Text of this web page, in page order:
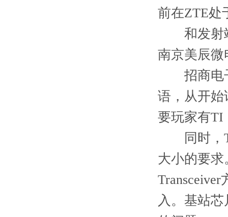
前在ZTE处
和发射端
南京美辰
招商电子
语，从开始
要玩家有TI
同时，TI
大小的要
入。基站